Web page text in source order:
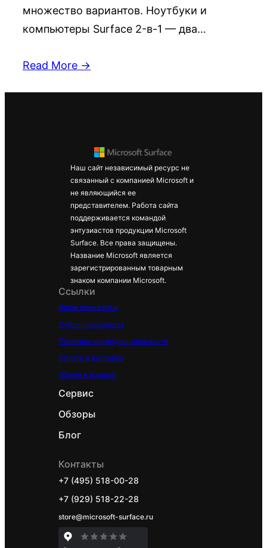
множество вариантов. Ноутбуки и
компьютеры Surface 2-в-1 — два…
Read More →
Наш сайт независимый ресурс не
связанный с компанией Microsoft и
не являющийся ее
представителем. Работа сайта
поддерживается командой
энтузиастов продукции Microsoft
Surface. Все права защищены.
Название Microsoft является
зарегистрированным товарным
знаком компании Microsoft.
Ссылки
Наши реквизиты
Публичная оферта
Политика конфиденциальности
Оплата и доставка
Обмен и возврат
Сервис
Обзоры
Блог
Контакты
+7 (495) 518-00-28
+7 (929) 518-22-28
store@microsoft-surface.ru